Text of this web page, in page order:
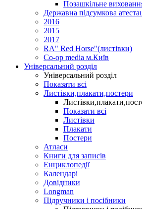
Позашкільне
Державна підсумкова
2016
2015
2017
RA" Red Horse"(листівки)
Co-op media м.Київ
Універсальний розділ
Універсальний розділ
Показати всі
Листівки,плакати,постери
Показати всі
Листівки
Плакати
Постери
Атласи
Книги для записів
Енциклопедії
Календарі
Довідники
Longman
Підручники і посібники